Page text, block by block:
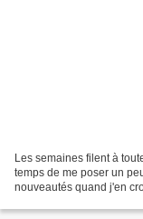
Les semaines filent à
temps de me poser un
nouveautés quand j'en